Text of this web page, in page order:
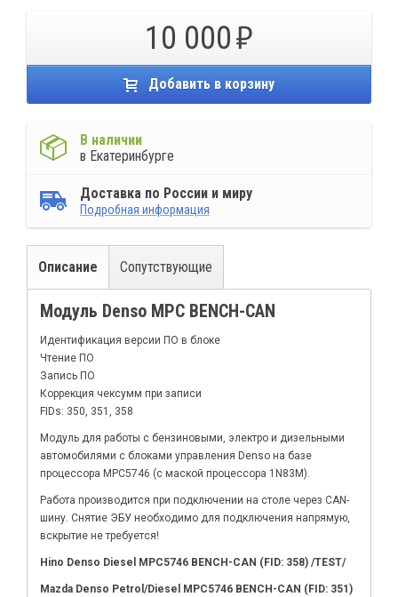
10 000
Добавить в корзину
В наличии
в Екатеринбурге
Доставка по России и миру
Подробная информация
Описание Сопутствующие
Модуль Denso MPC BENCH-CAN
Идентификация версии ПО в блоке
Чтение ПО
Запись ПО
Коррекция чексумм при записи
FIDs: 350, 351, 358
Модуль для работы с бензиновыми, электро и дизельными
автомобилями с блоками управления Denso на базе
процессора MPC5746 (c маской процессора 1N83M).
Работа производится при подключении на столе через CAN-
шину. Снятие ЭБУ необходимо для подключения напрямую,
вскрытие не требуется!
Hino Denso Diesel MPC5746 BENCH-CAN (FID: 358) /TEST/
Mazda Denso Petrol/Diesel MPC5746 BENCH-CAN (FID: 351)